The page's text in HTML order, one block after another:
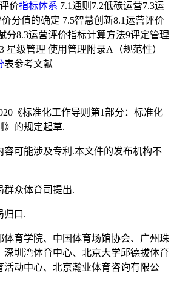
价指标体系 7.1通则7.2低碳运营7.3运
分值的确定 7.5智慧创新8.1运营评价
分8.3运营评价指标计算方法9评定管理
星级管理 使用管理附录A（规范性）
表参考文献
《标准化工作导则第1部分：标准化
》的规定起草.
容可能涉及专利.本文件的发布机构不
群众体育司提出.
归口.
体育学院、中国体育场馆协会、广州珠
深圳湾体育中心、北京大学邱德拔体育
活动中心、北京瀚业体育咨询有限公